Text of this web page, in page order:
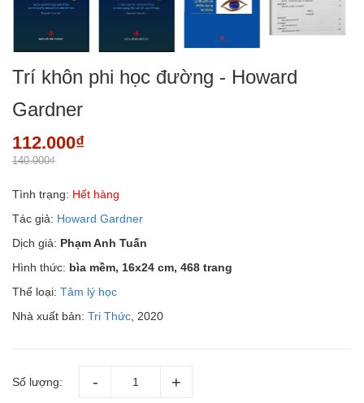
Trí khôn phi học đường - Howard
Gardner
112.000₫
140.000₫
Tình trạng: Hết hàng
Tác giả: Howard Gardner
Dịch giả: Phạm Anh Tuấn
Hình thức: bìa mềm, 16x24 cm, 468 trang
Thể loại: Tâm lý học
Nhà xuất bản: Tri Thức , 2020
Số lượng: